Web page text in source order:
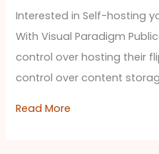
Interested in Self-hosting
With Visual Paradigm
control over hosting their
control over content
Read More